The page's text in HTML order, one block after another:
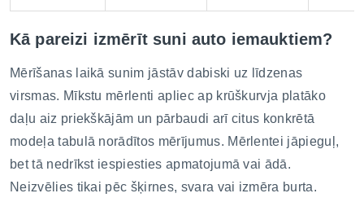
Kā pareizi izmērīt suni auto iemauktiem?
Mērīšanas laikā sunim jāstāv dabiski uz līdzenas
virsmas. Mīkstu mērlenti apliec ap krūškurvja platāko
daļu aiz priekškājām un pārbaudi arī citus konkrētā
modeļa tabulā norādītos mērījumus. Mērlentei jāpieguļ,
bet tā nedrīkst iespiesties apmatojumā vai ādā.
Neizvēlies tikai pēc šķirnes, svara vai izmēra burta.